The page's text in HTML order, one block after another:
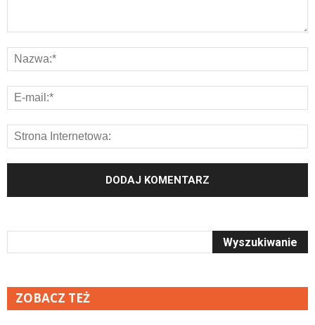
ZOBACZ TEŻ